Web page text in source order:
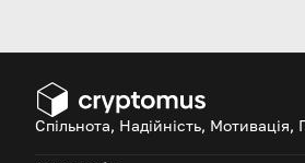
закінчення
Спільнота, Надійність, Мотивація,